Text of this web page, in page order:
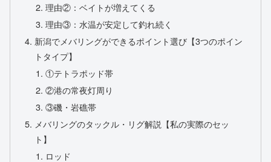
理由②：ベイトが増えてくる
理由③：水温が安定して釣れ続く
新潟でメバリングができるポイント選び【3つのポイン
トタイプ】
①テトラポッド帯
②港の常夜灯周り
③磯・岩礁帯
メバリングのタックル・リグ解説【私の実際のセッ
ト】
ロッド